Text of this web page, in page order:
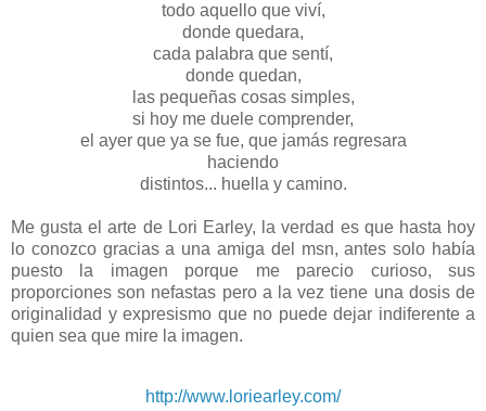
todo aquello que viví,
donde quedara,
cada palabra que sentí,
donde quedan,
las pequeñas cosas simples,
si hoy me duele comprender,
el ayer que ya se fue, que jamás regresara
haciendo
distintos... huella y camino.
Me gusta el arte de Lori Earley, la verdad es que hasta hoy
lo conozco gracias a una amiga del msn, antes solo había
puesto la imagen porque me parecio curioso, sus
proporciones son nefastas pero a la vez tiene una dosis de
originalidad y expresismo que no puede dejar indiferente a
quien sea que mire la imagen.
http://www.loriearley.com/